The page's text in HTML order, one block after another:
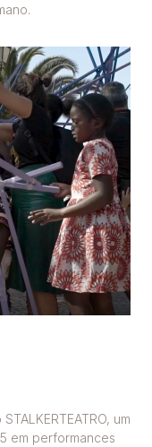
um
em performances